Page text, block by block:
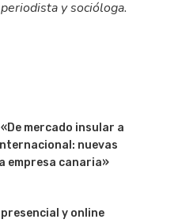
y socióloga.
mercado insular a
nuevas
empresa canaria»
y online